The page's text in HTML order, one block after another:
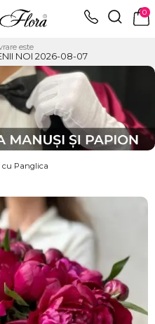
0
este
NOI 2026-08-07
Panglica